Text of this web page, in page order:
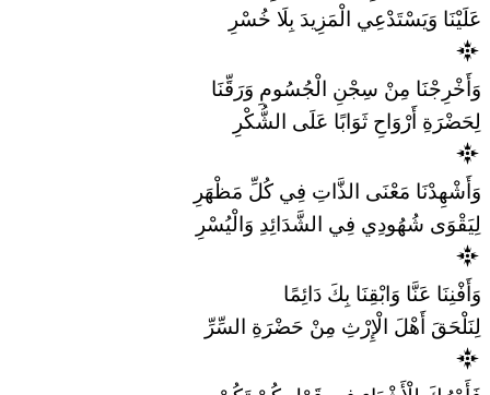
عَلَيْنَا وَيَسْتَدْعِي الْمَزِيدَ بِلَا خُسْرِ
وَأَخْرِجْنَا مِنْ سِجْنِ الْجُسُومِ وَرَقِّنَا
لِحَضْرَةِ أَرْوَاحِ ثَوَابًا عَلَى الشُّكْرِ
وَأَشْهِدْنَا مَعْنَى الذَّاتِ فِي كُلِّ مَظْهَرِ
لِيَقْوَى شُهُودِي فِي الشَّدَائِدِ وَالْيُسْرِ
وَأَفْنِنَا عَنَّا وَابْقِنَا بِكَ دَائِمًا
لِنَلْحَقَ أَهْلَ الْإِرْثِ مِنْ حَضْرَةِ السِّرِّ